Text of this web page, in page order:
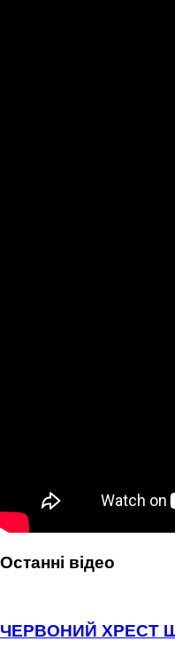
Останні відео
ЧЕРВОНИЙ ХРЕСТ